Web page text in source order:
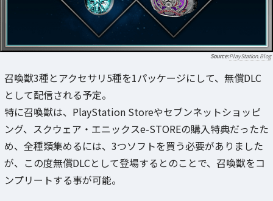
PlayStation.Blog
召喚獣3種とアクセサリ5種を1パッケージにして、無償DLC
として配信される予定。
特に召喚獣は、PlayStation Storeやセブンネットショッピ
ング、スクウェア・エニックスe-STOREの購入特典だったた
め、全種類集めるには、3つソフトを買う必要がありました
が、この度無償DLCとして登場するとのことで、召喚獣をコ
ンプリートする事が可能。